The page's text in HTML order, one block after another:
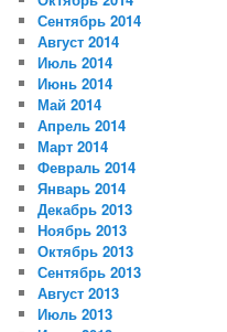
Сентябрь 2014
Август 2014
Июль 2014
Июнь 2014
Май 2014
Апрель 2014
Март 2014
Февраль 2014
Январь 2014
Декабрь 2013
Ноябрь 2013
Октябрь 2013
Сентябрь 2013
Август 2013
Июль 2013